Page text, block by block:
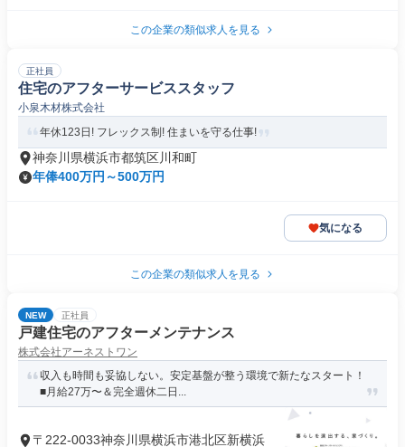
この企業の類似求人を見る
正社員
住宅のアフターサービススタッフ
小泉木材株式会社
年休123日! フレックス制! 住まいを守る仕事!
神奈川県横浜市都筑区川和町
年俸400万円～500万円
気になる
この企業の類似求人を見る
NEW 正社員
戸建住宅のアフターメンテナンス
株式会社アーネストワン
収入も時間も妥協しない。安定基盤が整う環境で新たなスタート！
■月給27万〜＆完全週休二日...
〒222-0033神奈川県横浜市港北区新横浜